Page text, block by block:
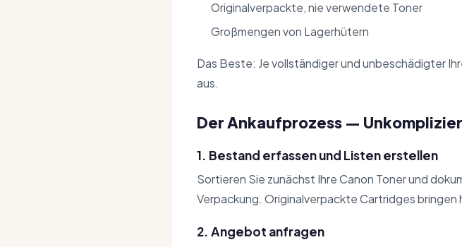
Originalverpackte, nie verwendete Toner
Großmengen von Lagerhütern
Das Beste: Je vollständiger und unbeschädigter
aus.
Der Ankaufprozess —
1. Bestand erfassen und Listen erstellen
Sortieren Sie zunächst Ihre Canon Toner und
Verpackung. Originalverpackte Cartridges bringen
2. Angebot anfragen